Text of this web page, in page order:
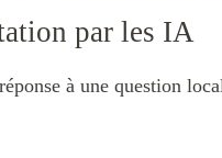
par les IA
à une question